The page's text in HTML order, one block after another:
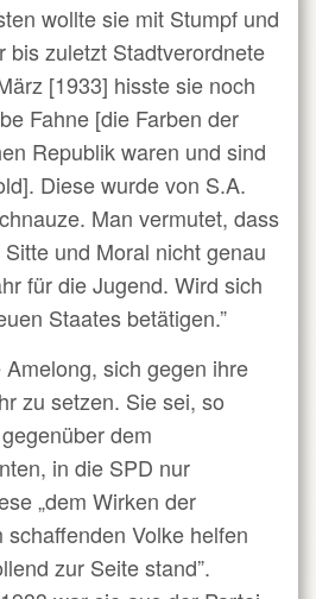
wollte sie mit Stumpf und
bis zuletzt Stadtverordnete
[1933] hisste sie noch
Fahne [die Farben der
Republik waren und sind
Diese wurde von S.A.
Man vermutet, dass
und Moral nicht genau
für die Jugend. Wird sich
Staates betätigen.”
sich gegen ihre
zu setzen. Sie sei, so
dem
in die SPD nur
„dem Wirken der
Volke helfen
zur Seite stand”.